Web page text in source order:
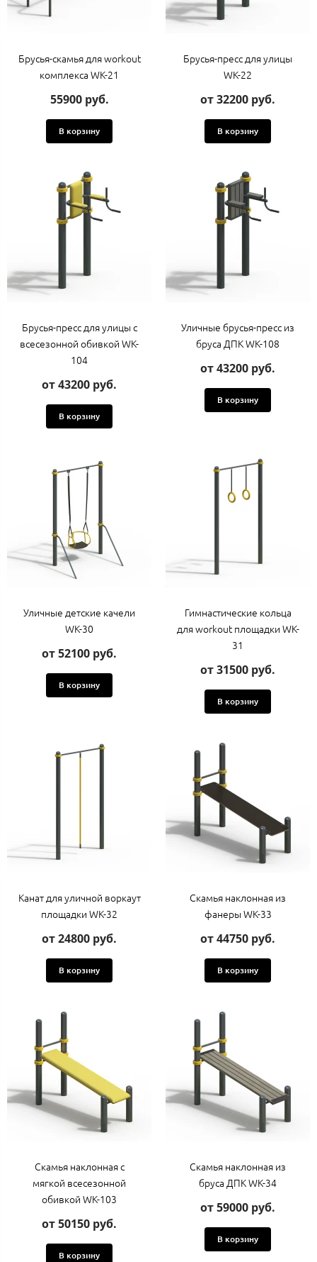
Брусья-скамья для workout
комплекса WK-21
55900 руб.
В корзину
Брусья-пресс для улицы
WK-22
от 32200 руб.
В корзину
Брусья-пресс для улицы с
всесезонной обивкой WK-
104
от 43200 руб.
В корзину
Уличные брусья-пресс из
бруса ДПК WK-108
от 43200 руб.
В корзину
Уличные детские качели
WK-30
от 52100 руб.
В корзину
Гимнастические кольца
для workout площадки WK-
31
от 31500 руб.
В корзину
Канат для уличной воркаут
площадки WK-32
от 24800 руб.
В корзину
Скамья наклонная из
фанеры WK-33
от 44750 руб.
В корзину
Скамья наклонная с
мягкой всесезонной
обивкой WK-103
от 50150 руб.
В корзину
Скамья наклонная из
бруса ДПК WK-34
от 59000 руб.
В корзину